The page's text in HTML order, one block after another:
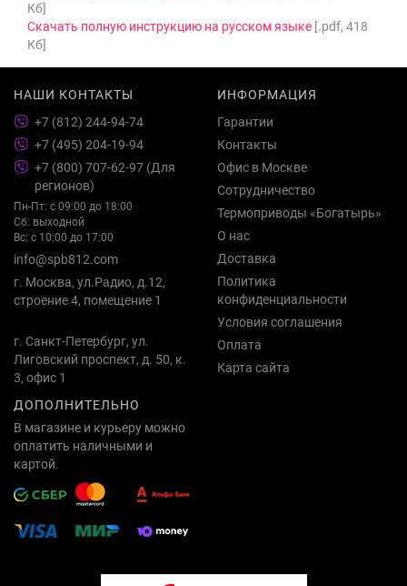
Кб]
Скачать полную инструкцию на русском языке [.pdf, 418
Кб]
НАШИ КОНТАКТЫ
+7 (812) 244-94-74
+7 (495) 204-19-94
+7 (800) 707-62-97 (Для
регионов)
Пн-Пт: с 09:00 до 18:00
Сб: выходной
Вс: с 10:00 до 17:00
info@spb812.com
г. Москва, ул.Радио, д.12,
строение 4, помещение 1
г. Санкт-Петербург, ул.
Лиговский проспект, д. 50, к.
3, офис 1
ИНФОРМАЦИЯ
Гарантии
Контакты
Офис в Москве
Сотрудничество
Термоприводы «Богатырь»
О нас
Доставка
Политика
конфиденциальности
Условия соглашения
Оплата
Карта сайта
ДОПОЛНИТЕЛЬНО
В магазине и курьеру можно
оплатить наличными и
картой.